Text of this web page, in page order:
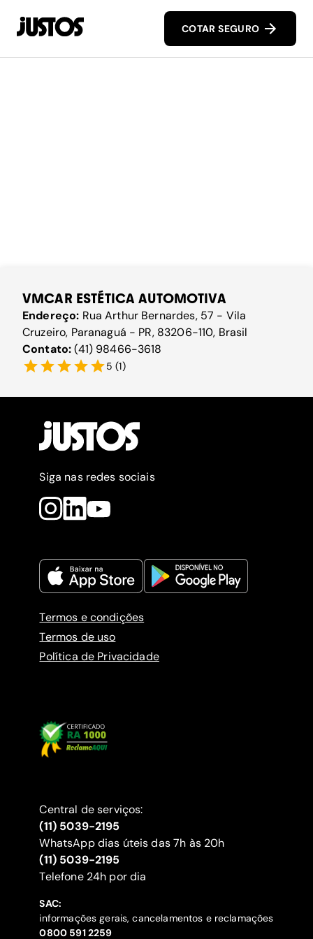
COTAR SEGURO
VMCAR ESTÉTICA AUTOMOTIVA
Endereço: Rua Arthur Bernardes, 57 - Vila
Cruzeiro, Paranaguá - PR, 83206-110, Brasil
Contato:(41) 98466-3618
5 (1)
Siga nas redes sociais
Termos e condições
Termos de uso
Política de Privacidade
Central de serviços:
(11) 5039-2195
WhatsApp dias úteis das 7h às 20h
(11) 5039-2195
‍Telefone 24h por dia
SAC:
informações gerais, cancelamentos e reclamações
‍0800 591 2259